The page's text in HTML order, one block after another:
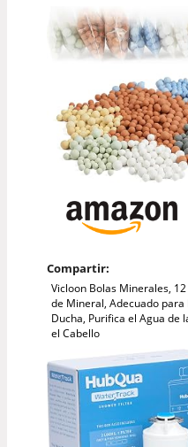
Compartir:
Vicloon Bolas Minerales,
de Mineral, Adecuado
Ducha, Purifica el Agua de
el Cabello